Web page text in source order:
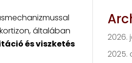
általában
és viszketés
2026.
2025.